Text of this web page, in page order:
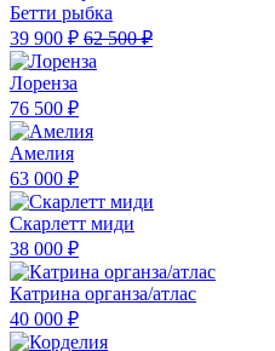
Бетти рыбка
39 900 ₽ 62 500 ₽
Лоренза
76 500 ₽
Амелия
63 000 ₽
Скарлетт миди
38 000 ₽
Катрина органза/атлас
40 000 ₽